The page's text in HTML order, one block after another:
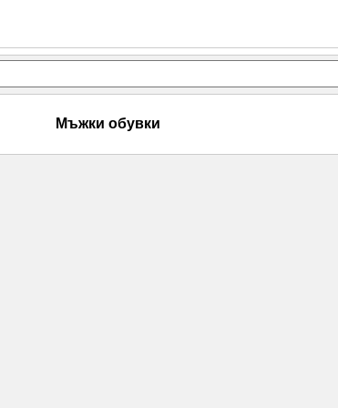
Мъжки обувки